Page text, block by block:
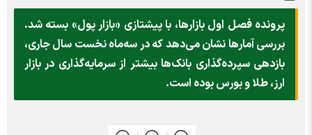
پرونده فصل اول بازارها، با پیشتازی «بازار پول» بسته شد.
بررسی آمارها نشان می‌دهد که در سه‌ماه نخست سال جاری،
بازدهی سپرده‌گذاری بانک‌ها بیشتر از سرمایه‌گذاری در بازار
ارز، طلا و بورس بوده است.